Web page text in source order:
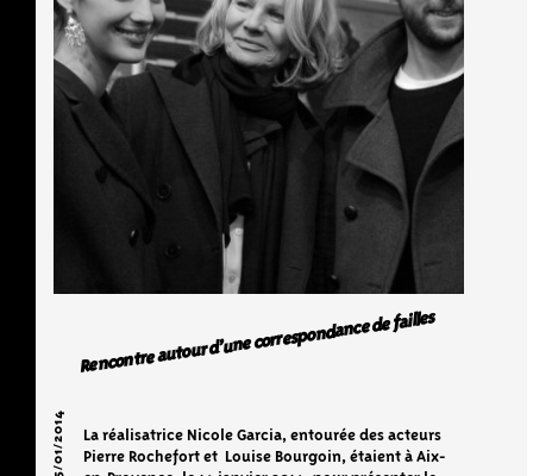
Rencontre autour d’une correspondance de failles
15/01/2014
La réalisatrice Nicole Garcia, entourée des acteurs
Pierre Rochefort et Louise Bourgoin, étaient à Aix-